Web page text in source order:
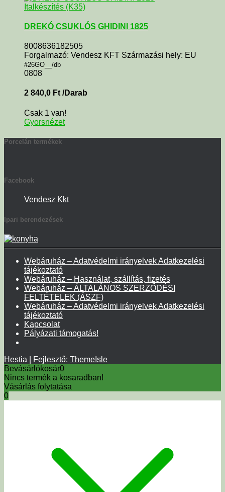
Italkészítés (K35)
DREKÓ CSUKLÓS GHIDINI 1825
8008636182505
Forgalmazó: Vendesz KFT Származási hely: EU
#26GO__/db
0808
2 840,0 Ft /Darab
Csak 1 van!
Gyorsnézet
Porcelán termékek
Facebook
Vendesz Kkt
Ipari berendezések
Webáruház – Adatvédelmi irányelvek Adatkezelési
tájékoztató
Webáruház – Használat, szállítás, fizetés
Webáruház – ÁLTALÁNOS SZERZŐDÉSI
FELTÉTELEK (ÁSZF)
Webáruház – Adatvédelmi irányelvek Adatkezelési
tájékoztató
Kapcsolat
Pályázati támogatás!
Hestia | Fejlesztő: ThemeIsle
Bevásárlókosár0
Nincs termék a kosaradban!
Vásárlás folytatása
0